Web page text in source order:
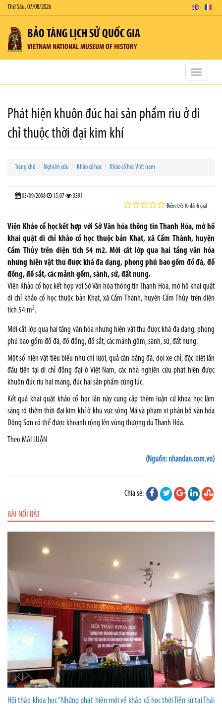
Thứ Sáu, 07/08/2026
BẢO TÀNG LỊCH SỬ QUỐC GIA
VIETNAM NATIONAL MUSEUM OF HISTORY
Toggle
Phát hiện khuôn đúc hai sản phẩm rìu ở di
chỉ thuộc thời đại kim khí
Trang chủ Nghiên cứu Khảo cổ học Khảo cổ học Việt nam
03/09/2008 15:07 3391
Điểm: 0/5 (0 đánh giá)
Viện Khảo cổ học kết hợp với Sở Văn hóa thông tin Thanh Hóa, mở hố
khai quật di chỉ khảo cổ học thuộc bản Khạt, xã Cẩm Thành, huyện
Cẩm Thủy trên diện tích 54 m2. Mới cắt lớp qua hai tầng văn hóa
nhưng hiện vật thu được khá đa dạng, phong phú bao gồm đồ đá, đồ
đồng, đồ sắt, các mảnh gốm, sành, sứ, đất nung.
Viện Khảo cổ học kết hợp với Sở Văn hóa thông tin Thanh Hóa, mở hố khai quật
di chỉ khảo cổ học thuộc bản Khạt, xã Cẩm Thành, huyện Cẩm Thủy trên diện
tích 54 m2.
Mới cắt lớp qua hai tầng văn hóa nhưng hiện vật thu được khá đa dạng, phong
phú bao gồm đồ đá, đồ đồng, đồ sắt, các mảnh gốm, sành, sứ, đất nung.
Một số hiện vật tiêu biểu như chì lưới, quả cân bằng đá, dọi xe chỉ, đặc biệt lần
đầu tiên tại di chỉ đồng đại ở Việt Nam, các nhà nghiên cứu phát hiện được
khuôn đúc rìu hai mang, đúc hai sản phẩm cùng lúc.
Kết quả khai quật khảo cổ học lần này cung cấp thêm luận cứ khoa học làm
sáng rõ thêm thời đại kim khí ở khu vực sông Mã và phạm vi phân bố văn hóa
Đông Sơn có thể được khoanh rộng lên vùng thượng du Thanh Hóa.
Theo MAI LUẬN
(Nguồn: nhandan.com.vn)
Chia sẻ:
BÀI NỔI BẬT
Hội thảo khoa học “Những phát hiện mới về khảo cổ học thời Tiền sử tại Thái